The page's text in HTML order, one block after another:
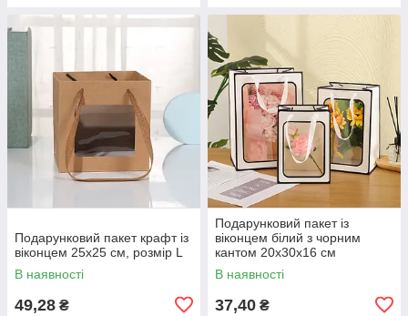
Подарунковий пакет крафт із
віконцем 25х25 см, розмір L
В наявності
49,28 ₴
Подарунковий пакет із
віконцем білий з чорним
кантом 20х30х16 см
В наявності
37,40 ₴